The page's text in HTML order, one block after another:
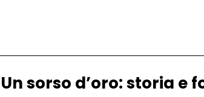
Un sorso d’oro: storia e